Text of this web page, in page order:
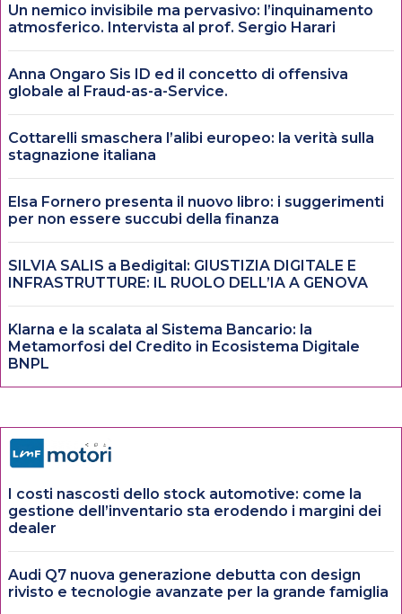
Un nemico invisibile ma pervasivo: l’inquinamento
atmosferico. Intervista al prof. Sergio Harari
Anna Ongaro Sis ID ed il concetto di offensiva
globale al Fraud-as-a-Service.
Cottarelli smaschera l’alibi europeo: la verità sulla
stagnazione italiana
Elsa Fornero presenta il nuovo libro: i suggerimenti
per non essere succubi della finanza
SILVIA SALIS a Bedigital: GIUSTIZIA DIGITALE E
INFRASTRUTTURE: IL RUOLO DELL’IA A GENOVA
Klarna e la scalata al Sistema Bancario: la
Metamorfosi del Credito in Ecosistema Digitale
BNPL
I costi nascosti dello stock automotive: come la
gestione dell’inventario sta erodendo i margini dei
dealer
Audi Q7 nuova generazione debutta con design
rivisto e tecnologie avanzate per la grande famiglia